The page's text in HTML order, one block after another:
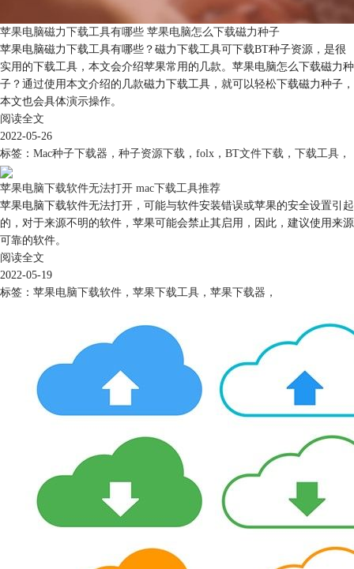
苹果电脑磁力下载工具有哪些 苹果电脑怎么下载磁力种子
苹果电脑磁力下载工具有哪些？磁力下载工具可下载BT种子资源，是很
实用的下载工具，本文会介绍苹果常用的几款。苹果电脑怎么下载磁力种
子？通过使用本文介绍的几款磁力下载工具，就可以轻松下载磁力种子，
本文也会具体演示操作。
阅读全文
2022-05-26
标签： Mac种子下载器 ， 种子资源下载 ， folx ， BT文件下载 ， 下载工具 ，
苹果电脑下载软件无法打开 mac下载工具推荐
苹果电脑下载软件无法打开，可能与软件安装错误或苹果的安全设置引起
的，对于来源不明的软件，苹果可能会禁止其启用，因此，建议使用来源
可靠的软件。
阅读全文
2022-05-19
标签： 苹果电脑下载软件 ， 苹果下载工具 ， 苹果下载器 ，